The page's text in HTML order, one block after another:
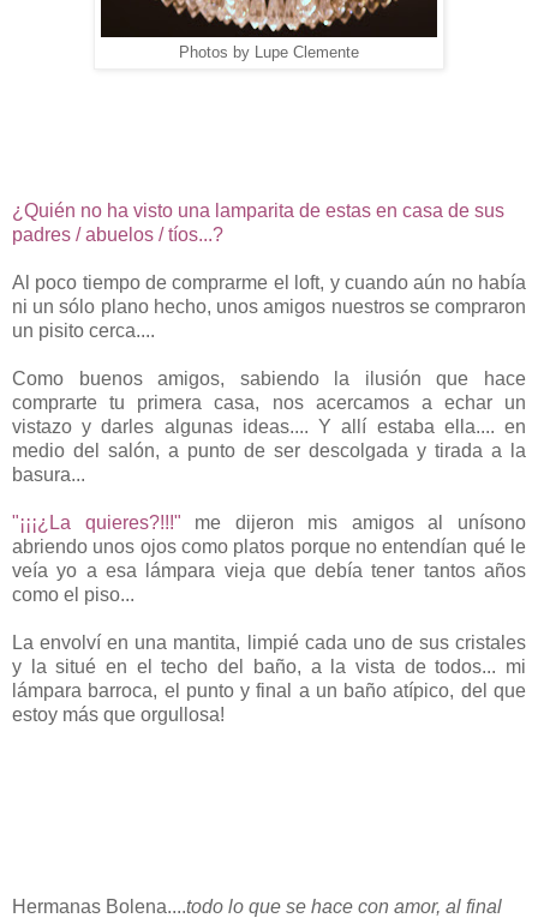
Photos by Lupe Clemente
¿Quién no ha visto una lamparita de estas en casa de sus
padres / abuelos / tíos...?
Al poco tiempo de comprarme el loft, y cuando aún no había
ni un sólo plano hecho, unos amigos nuestros se compraron
un pisito cerca....
Como buenos amigos, sabiendo la ilusión que hace
comprarte tu primera casa, nos acercamos a echar un
vistazo y darles algunas ideas.... Y allí estaba ella.... en
medio del salón, a punto de ser descolgada y tirada a la
basura...
"¡¡¡¿La quieres?!!!" me dijeron mis amigos al unísono
abriendo unos ojos como platos porque no entendían qué le
veía yo a esa lámpara vieja que debía tener tantos años
como el piso...
La envolví en una mantita, limpié cada uno de sus cristales
y la situé en el techo del baño, a la vista de todos... mi
lámpara barroca, el punto y final a un baño atípico, del que
estoy más que orgullosa!
Hermanas Bolena....todo lo que se hace con amor, al final